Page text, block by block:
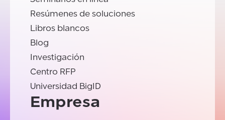
Resúmenes de soluciones
Libros blancos
Blog
Investigación
Centro RFP
Universidad BigID
Empresa